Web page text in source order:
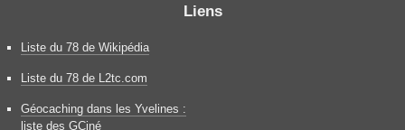
Liens
Liste du 78 de Wikipédia
Liste du 78 de L2tc.com
Géocaching dans les Yvelines :
liste des GCiné